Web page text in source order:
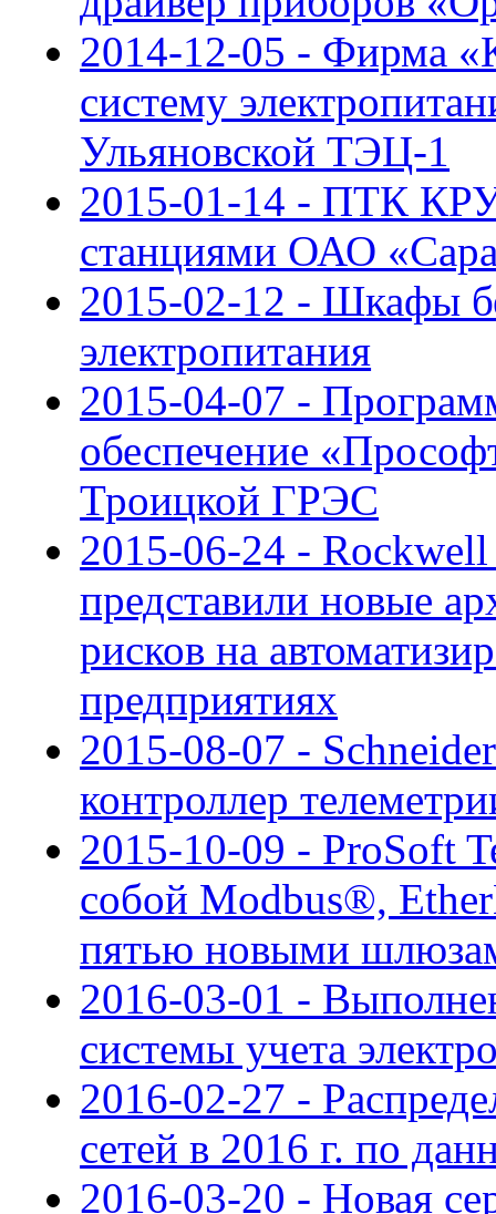
2014-12-05 - Фирма
систему
Ульяновской ТЭЦ-1
2015-01-14 - ПТК
станциями ОАО
2015-02-12 - Шкафы
электропитания
2015-04-07 -
обеспечение
Троицкой ГРЭС
2015-06-24 -
представили новые
рисков на
предприятиях
2015-08-07 -
контроллер
2015-10-09 - ProSoft
собой Modbus®,
пятью новыми
2016-03-01 -
системы учета
2016-02-27 -
сетей в 2016 г. по
2016-03-20 - Новая